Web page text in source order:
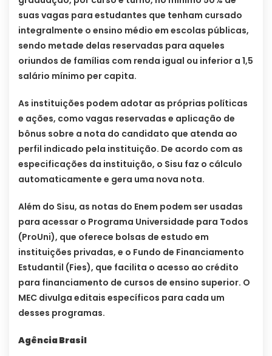
suas vagas para estudantes que tenham cursado
integralmente o ensino médio em escolas públicas,
sendo metade delas reservadas para aqueles
oriundos de famílias com renda igual ou inferior a 1,5
salário mínimo per capita.
As instituições podem adotar as próprias políticas
e ações, como vagas reservadas e aplicação de
bônus sobre a nota do candidato que atenda ao
perfil indicado pela instituição. De acordo com as
especificações da instituição, o Sisu faz o cálculo
automaticamente e gera uma nova nota.
Além do Sisu, as notas do Enem podem ser usadas
para acessar o Programa Universidade para Todos
(ProUni), que oferece bolsas de estudo em
instituições privadas, e o Fundo de Financiamento
Estudantil (Fies), que facilita o acesso ao crédito
para financiamento de cursos de ensino superior. O
MEC divulga editais específicos para cada um
desses programas.
Agência Brasil